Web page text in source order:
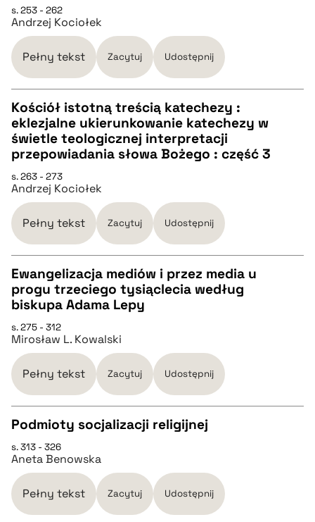
BIBTEX
pobierz cytat
s. 253 - 262
Andrzej Kociołek
Pełny tekst Zacytuj Udostępnij
CZYSTY TEKST
pobierz cytat
BIBTEX
pobierz cytat
Kościół istotną treścią katechezy :
eklezjalne ukierunkowanie katechezy w
świetle teologicznej interpretacji
przepowiadania słowa Bożego : część 3
s. 263 - 273
Andrzej Kociołek
Pełny tekst Zacytuj Udostępnij
CZYSTY TEKST
pobierz cytat
BIBTEX
pobierz cytat
Ewangelizacja mediów i przez media u
progu trzeciego tysiąclecia według
biskupa Adama Lepy
s. 275 - 312
Mirosław L. Kowalski
Pełny tekst Zacytuj Udostępnij
CZYSTY TEKST
pobierz cytat
Podmioty socjalizacji religijnej
s. 313 - 326
Aneta Benowska
Pełny tekst Zacytuj Udostępnij